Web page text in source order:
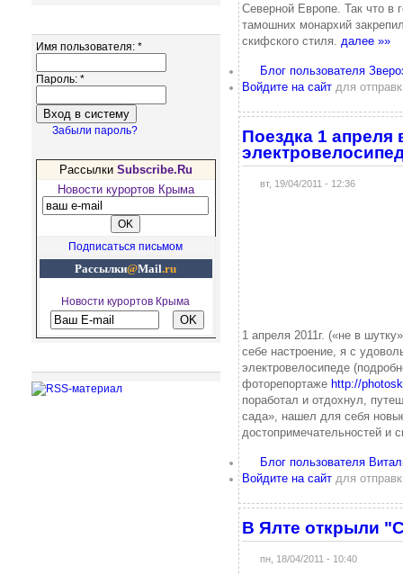
Имя пользователя: *
Пароль: *
Забыли пароль?
Рассылки Subscribe.Ru
Новости курортов Крыма
Подписаться письмом
Рассылки@Mail.ru
Новости курортов Крыма
Северной Европе. Так что в
тамошних монархий
скифского стиля. далее »»
Блог пользователя
Войдите на сайтдля
Поездка 1 апреля
вт, 19/04/2011 - 12:36
1 апреля 2011г. («не в
себе настроение, я с
электровелосипеде
фоторепортаже http://
поработал и отдохнул,
сада», нашел для себя
достопримечательностей и
Блог пользователя
Войдите на сайтдля
В Ялте открыли
пн, 18/04/2011 - 10:40